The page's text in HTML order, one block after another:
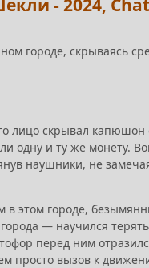
- 2024,
городе, скрываясь
лицо скрывал капюшон
одну и ту же монету.
наушники, не
в этом городе,
— научился
перед ним
просто вызов к